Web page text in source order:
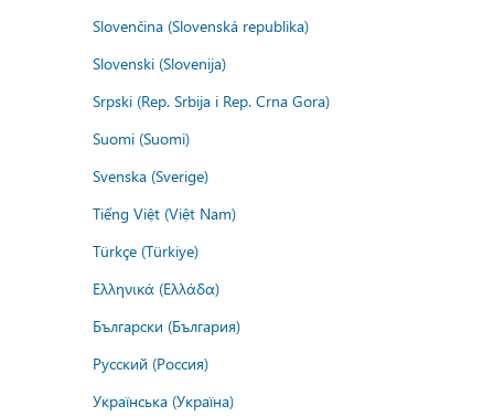
Slovenčina (Slovenská republika)
Slovenski (Slovenija)
Srpski (Rep. Srbija i Rep. Crna Gora)
Suomi (Suomi)
Svenska (Sverige)
Tiếng Việt (Việt Nam)
Türkçe (Türkiye)
Ελληνικά (Ελλάδα)
Български (България)
Русский (Россия)
Українська (Україна)